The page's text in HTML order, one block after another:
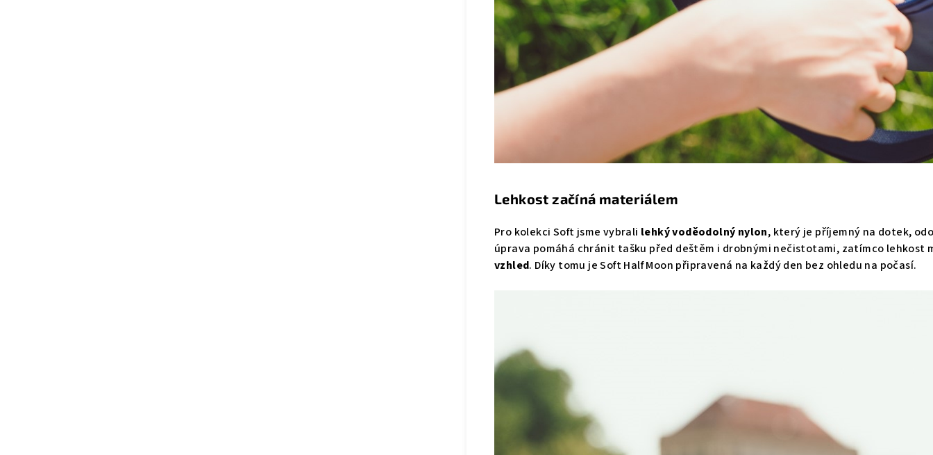
Lehkost začíná materiálem
Pro kolekci Soft jsme vybrali lehký voděodolný nylon, který je příjemný na dotek,
úprava pomáhá chránit tašku před deštěm i drobnými nečistotami, zatímco
vzhled. Díky tomu je Soft Half Moon připravená na každý den bez ohledu na počasí.